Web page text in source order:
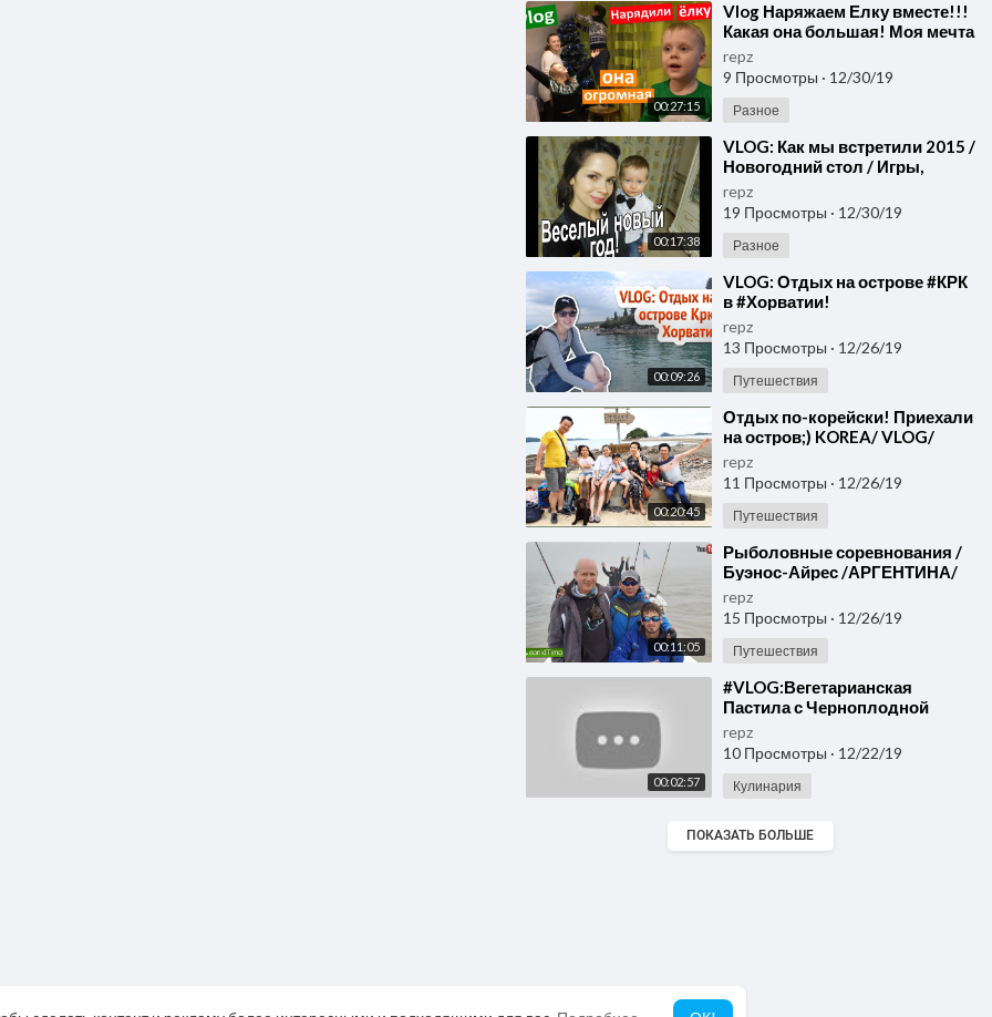
00:27:15
⁣Vlog Наряжаем Елку вместе!!!
Какая она большая! Моя мечта
сбылась. Где новогоднее
настроение?
repz
9 Просмотры · 12/30/19
Разное
00:17:38
⁣VLOG: Как мы встретили 2015 /
Новогодний стол / Игры,
веселья / Салют
repz
19 Просмотры · 12/30/19
Разное
00:09:26
⁣VLOG: Отдых на острове #КРК
в #Хорватии!
repz
13 Просмотры · 12/26/19
Путешествия
00:20:45
⁣Отдых по-корейски! Приехали
на остров;) KOREA/ VLOG/
repz
11 Просмотры · 12/26/19
Путешествия
00:11:05
⁣Рыболовные соревнования /
Буэнос-Айрес /АРГЕНТИНА/
Leonid Timo / VLOG влог из
аргентины
repz
15 Просмотры · 12/26/19
Путешествия
00:02:57
⁣#VLOG:Вегетарианская
Пастила с Черноплодной
рябиной + конфеты.
repz
10 Просмотры · 12/22/19
Кулинария
ПОКАЗАТЬ БОЛЬШЕ